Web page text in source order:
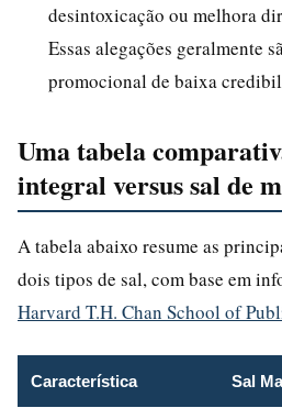
desintoxicação ou melhora
Essas alegações geralmente
promocional de baixa
Uma tabela
integral versus sal de
A tabela abaixo resume as
dois tipos de sal, com base em
Harvard T.H. Chan School of
Característica Sal